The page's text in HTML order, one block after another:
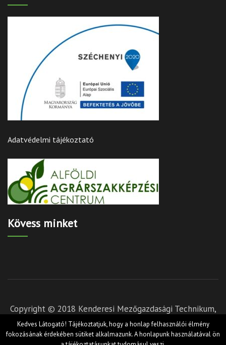
Adatvédelmi tájékoztató
Kövess minket
Copyright © 2018 Kenderesi Mezőgazdasági Technikum,
Szakképző Iskola és Kollégium - Készítette:Hernyák
Gábor e.v.és Törőcsik István - Design by RARA Theme
Kedves Látogató! Tájékoztatjuk, hogy a honlap felhasználói élmény
fokozásának érdekében sütiket alkalmazunk. A honlapunk használatával ön